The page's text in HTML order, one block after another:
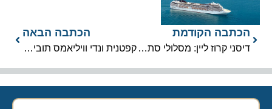
הכתבה הקודמת
דיסני קרוז ליין: מסלולי סתיו 2020
הכתבה הבאה
קפטנית ונדי וויליאמס תוביל את הסקרלט ליידי